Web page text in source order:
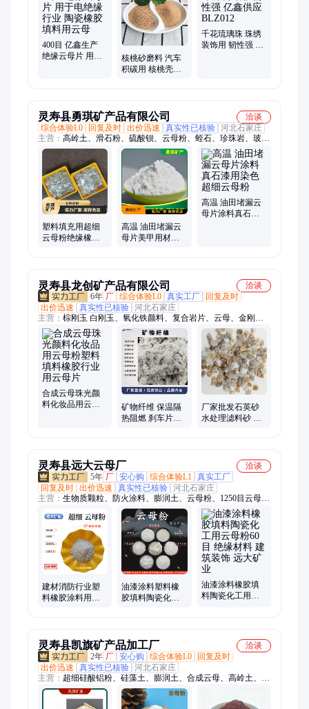
400目 亿鑫生产
绝缘云母片 用于
核桃砂磨料 汽车
积碳用 核桃壳垫
千花琉璃珠 珠绣
装饰用 韧性强 亿
灵寿县勇琪矿产品有限公司
洽谈
综合体验L0
回复及时 出价迅速 真实性已核验 河北石家庄
主营： 高岭土、滑石粉、硫酸钡、云母粉、蛭石、珍珠岩、玻璃
鳞片、岩片、石英粉
塑料填充用超细
云母粉绝缘橡胶
高温 油田堵漏云
母片美甲用材料
高温 油田堵漏云
母片涂料真石漆
灵寿县龙创矿产品有限公司
洽谈
6年 厂 综合体验L0 真实工厂
回复及时
出价迅速
真实性已核验 河北石家庄
主营： 棕刚玉 白刚玉、氧化铁颜料、复合岩片、云母、金刚砂
耐磨地坪材料、鹅卵石雨花石、金刚砂、夜光石、免洗树脂水洗
石开通即、棕刚玉砂 微粉、硫化铁、煅烧彩砂、石英砂、硅微
粉 石英粉、碳酸钙、玻璃微珠、海泡石纤维、玻璃微粉、树脂
砂 悬浮砂、反射隔热粉、碳粉、负氧离子液
合成云母珠光颜
料化妆品用云母
矿物纤维 保温隔
热阻燃 刹车片橡
厂家批发石英砂
水处理滤料砂 喷
灵寿县远大云母厂
洽谈
5年 厂 安心购 综合体验L1
真实工厂
回复及时 出价迅速 真实性已核验 河北石家庄
主营： 生物质颗粒、防火涂料、膨润土、云母粉、1250目云母
粉、蛭石、石英砂、碳酸钙、高岭土、重钙、萤石粉、莫来砂、
铁砂、火山石、夜光石
建材消防行业塑
料橡胶涂料用云
油漆涂料塑料橡
胶填料陶瓷化工
油漆涂料橡胶填
料陶瓷化工用云
灵寿县凯旗矿产品加工厂
洽谈
2年 厂 安心购 综合体验L0
回复及时
出价迅速
真实性已核验 河北石家庄
主营： 超细硅酸铝粉、硅藻土、膨润土、合成云母、高岭土、滑
石粉、彩砂、透明粉、白炭黑、金刚砂、石墨、海泡石、木粉、
轻钙、重钙、玻璃粉、贝壳粉、凹凸棒土、玻璃鳞片、陶土、铝